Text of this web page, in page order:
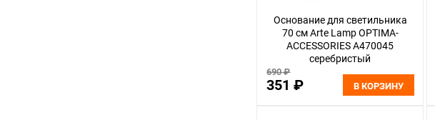
Основание для светильника
70 см Arte Lamp OPTIMA-
ACCESSORIES A470045
серебристый
690 ₽
351 ₽ В КОРЗИНУ